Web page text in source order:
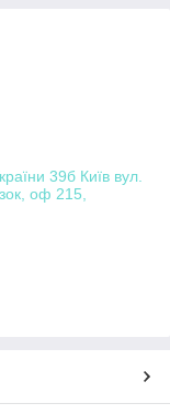
39б Київ вул.
оф 215,